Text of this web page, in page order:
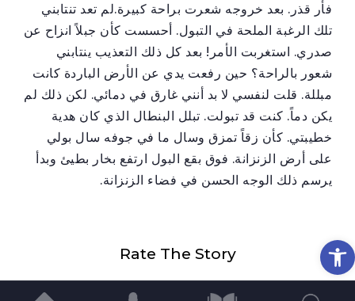
فأر قذر. بعد خروجه شعرت براحة كبيرة.لم تعد تنتابني
تلك الرغبة الملحة في التبول. أحسست كأن جبلاً انزاح عن
صدري. استغربت الأمر! بعد كل ذلك التعذيب ينتابني
شعور بالراحة؟ حين رفعت يدي عن الأرض الباردة كانت
مبللة. قلت لنفسي لا بد أنني غارق في دمائي. لكن ذلك لم
يكن دماً. كنت قد تبولت. تبلل البنطال الذي كان هدية
خطيبتي. كأن زقاً تمزق وسال ما في جوفه سال بولي
على أرض الزنزانة. فوق بقع البول ارتفع بخار بطيئ وبدأ
يرسم ذلك الوجه الحسن في فضاء الزنزانة.
Rate The Story